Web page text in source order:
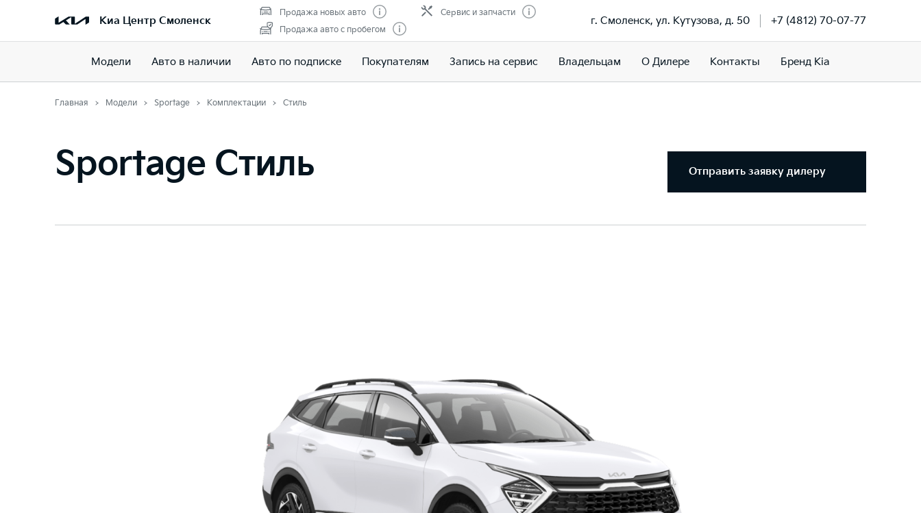
Киа Центр Смоленск
Продажа новых авто
Продажа авто с пробегом
Сервис и запчасти
г. Смоленск, ул. Кутузова, д. 50 +7 (4812) 70-07-77
Модели Авто в наличии Авто по подписке Покупателям Запись на сервис Владельцам О Дилере Контакты Бренд Kia
Главная Модели Sportage Комплектации Стиль
Sportage Стиль Отправить заявку дилеру